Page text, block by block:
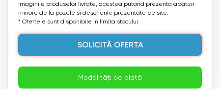
imaginile produselor livrate, acestea putand prezenta abateri
minore de la pozele si descrierile prezentate pe site.
* Ofertele sunt disponibile in limita stocului.
SOLICITĂ OFERTA
Modalități de plată